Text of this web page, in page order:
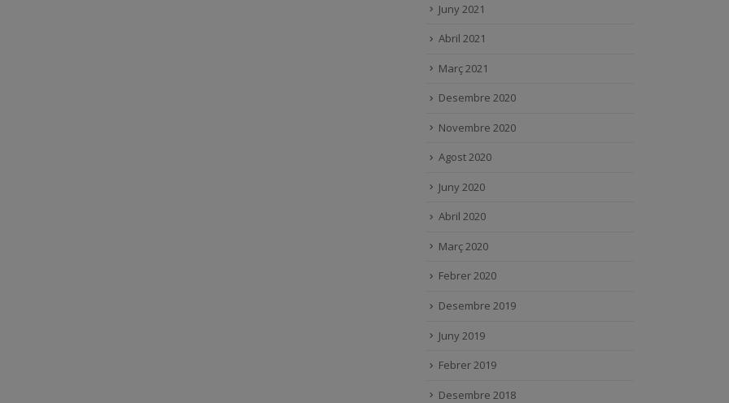
Juny 2021
Abril 2021
Març 2021
Desembre 2020
Novembre 2020
Agost 2020
Juny 2020
Abril 2020
Març 2020
Febrer 2020
Desembre 2019
Juny 2019
Febrer 2019
Desembre 2018